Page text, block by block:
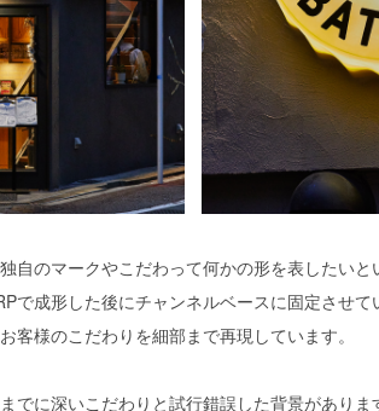
自のマークやこだわって何かの形を表したい
で成形した後にチャンネルベースに固定させ
客様のこだわりを細部まで再現しています。
でに深いこだわりと試行錯誤した背景がありま